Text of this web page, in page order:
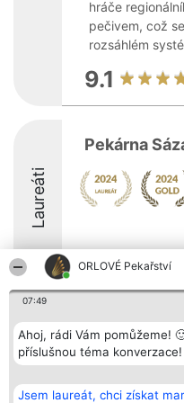
ORLOVÉ Pekařství
07:49
Ahoj, rádi Vám pomůžeme!
příslušnou téma konverzace!
Jsem laureát, chci získat
hráče
pečivem, což
rozsáhlém
9.1
Laureáti
Pekárna
Organizátor hlasování
Bright Side Solutions sp. z o.
o. sp. k.
ul. Ruska 22
KRS 0000749100 | Regon